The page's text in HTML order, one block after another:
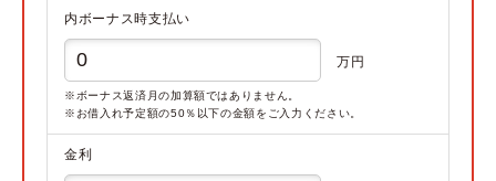
内ボーナス時支払い
万円
※ボーナス返済月の加算額ではありません。
※お借入れ予定額の50％以下の金額をご入力ください。
金利